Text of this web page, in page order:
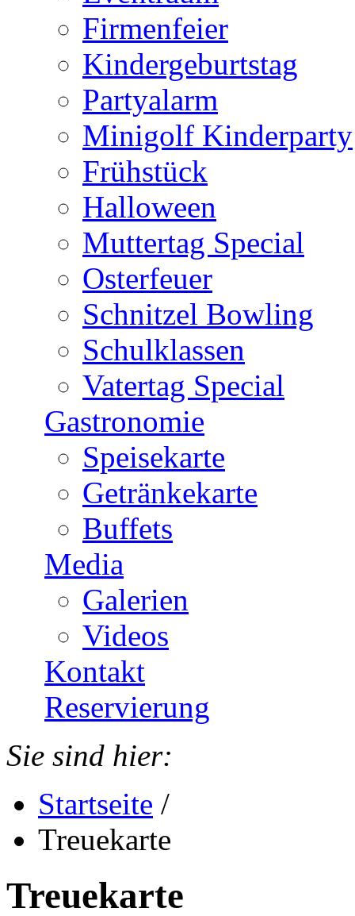
Firmenfeier
Kindergeburtstag
Partyalarm
Minigolf Kinderparty
Frühstück
Halloween
Muttertag Special
Osterfeuer
Schnitzel Bowling
Schulklassen
Vatertag Special
Gastronomie
Speisekarte
Getränkekarte
Buffets
Media
Galerien
Videos
Kontakt
Reservierung
Sie sind hier:
Startseite /
Treuekarte
Treuekarte